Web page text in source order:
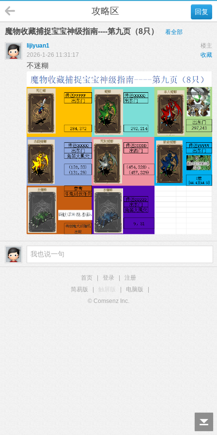
回复
攻略区
魔物收藏捕捉宝宝神级指南----第九页（8只）
看全部
楼主
lijiyuan1
收藏
2026-1-26 11:31:17
不迷糊
首页 | 登录 |
注册
简易版
| 触屏版 | 电脑版
|
© Comsenz Inc.